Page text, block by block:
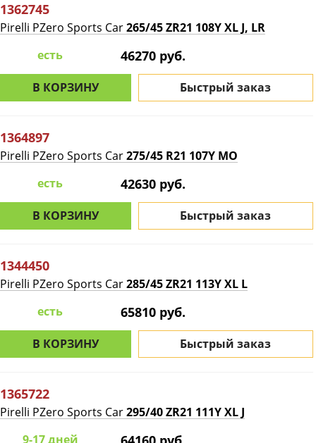
1362745
Pirelli PZero Sports Car265/45 ZR21 108Y XL J, LR
есть
46270 руб.
В КОРЗИНУ Быстрый заказ
1364897
Pirelli PZero Sports Car275/45 R21 107Y MO
есть
42630 руб.
В КОРЗИНУ Быстрый заказ
1344450
Pirelli PZero Sports Car285/45 ZR21 113Y XL L
есть
65810 руб.
В КОРЗИНУ Быстрый заказ
1365722
Pirelli PZero Sports Car295/40 ZR21 111Y XL J
9-17 дней